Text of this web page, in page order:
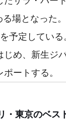
場となった。
予定している
め、新生ジ
ートする。
・東京のベス